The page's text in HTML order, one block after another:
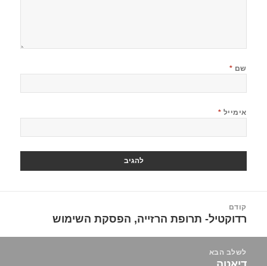
שם *
אימייל *
קודם
הפוסט
רדוקטיל- תרופת הרזייה, הפסקת השימוש
לשלב הבא
הפוסט